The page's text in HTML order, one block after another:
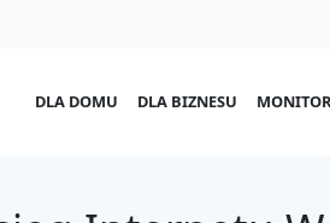
DLA DOMU DLA BIZNESU